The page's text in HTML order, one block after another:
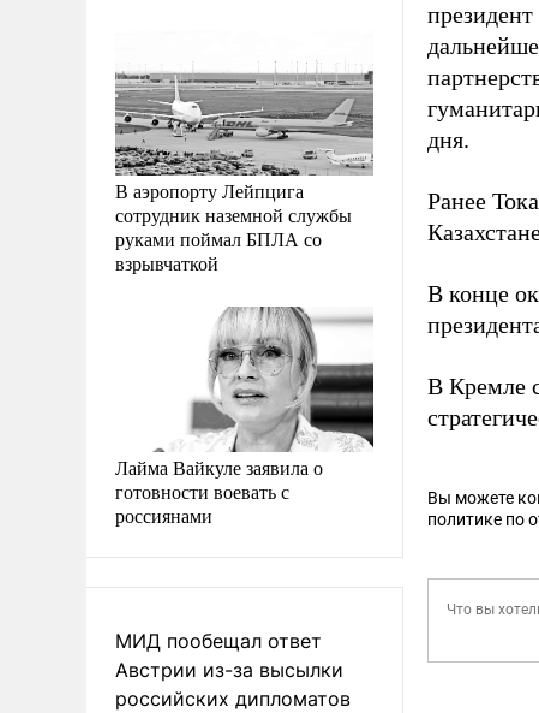
В аэропорту Лейпцига
сотрудник наземной службы
руками поймал БПЛА со
взрывчаткой
Лайма Вайкуле заявила о
готовности воевать с
россиянами
МИД пообещал ответ
Австрии из-за высылки
российских дипломатов
дня.
Ранее
В конце
В Кремле
Вы можете
политике по